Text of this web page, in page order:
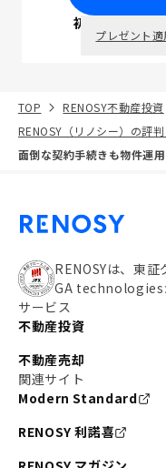
初回面談で
プレゼント
TOP RENOSY不動産投資
RENOSY（リノシー）の評
面倒な契約手続きも物件運
RENOSYは、東
GA technologies
サービス
不動産投資
不動産売却
関連サイト
Modern Standard
RENOSY 利諾喜